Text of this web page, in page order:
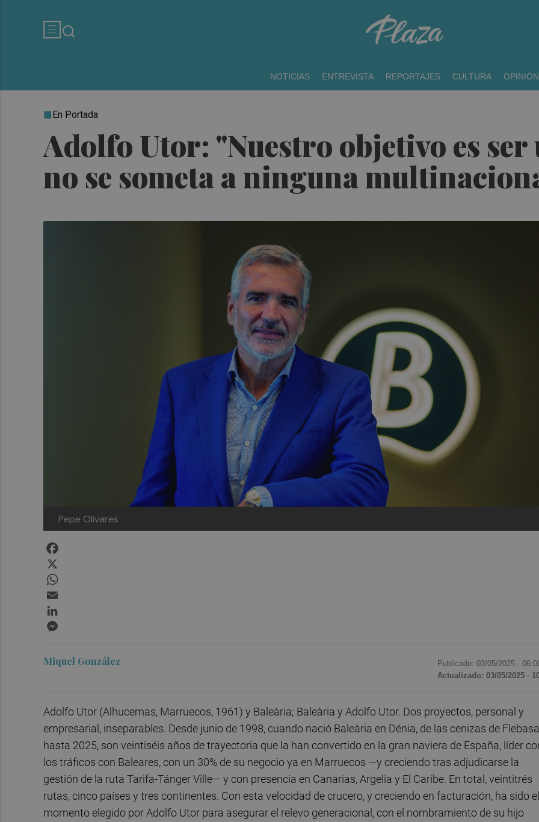
NOTICIAS ENTREVISTA REPORTAJES CULTURA OPINIÓN
Adolfo Utor: "Nuestro objetivo es
no se someta a ninguna
En Portada
Pepe Olivares
Miquel González Publicado: 03/05/2025 ·
Actualizado: 03/05/2025 ·
Adolfo Utor (Alhucemas, Marruecos, 1961) y Baleària; Baleària y Adolfo Utor. Dos proyectos, personal y
empresarial, inseparables. Desde junio de 1998, cuando nació Baleària en Dénia, de las cenizas de
hasta 2025, son veintiséis años de trayectoria que la han convertido en la gran naviera de España, líder
los tráficos con Baleares, con un 30% de su negocio ya en Marruecos —y creciendo tras adjudicarse la
gestión de la ruta Tarifa-Tánger Ville— y con presencia en Canarias, Argelia y El Caribe. En total, veintitrés
rutas, cinco países y tres continentes. Con esta velocidad de crucero, y creciendo en facturación, ha sido el
momento elegido por Adolfo Utor para asegurar el relevo generacional, con el nombramiento de su hijo